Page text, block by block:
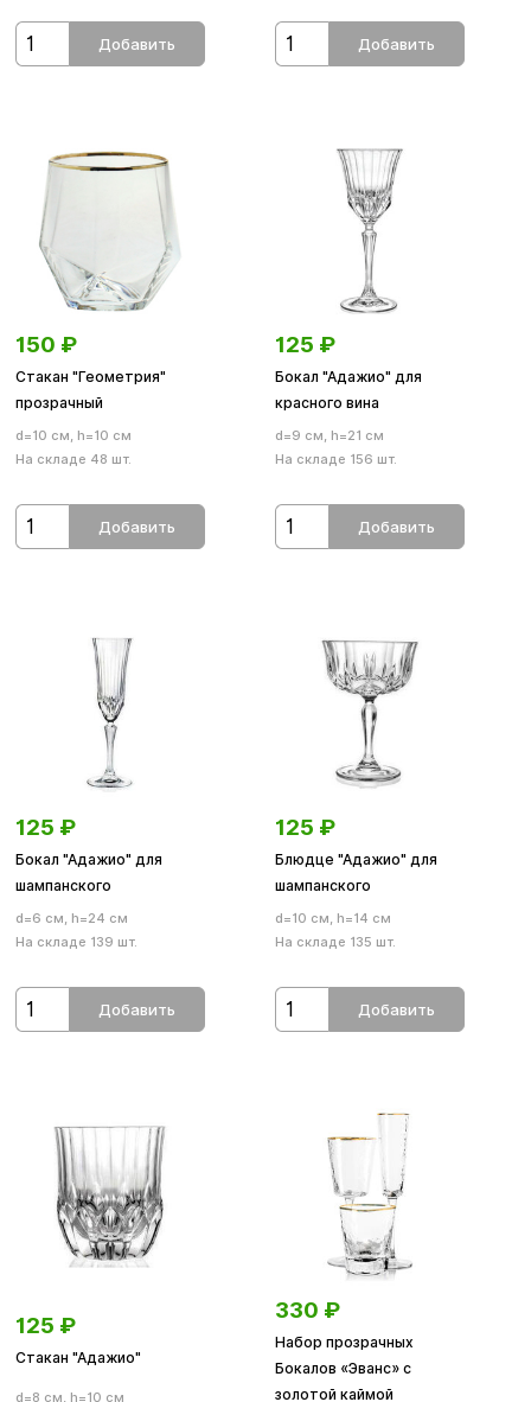
Добавить Добавить
150 ₽
Стакан "Геометрия"
прозрачный
d=10 см, h=10 см
На складе 48 шт.
Добавить
125 ₽
Бокал "Адажио" для
красного вина
d=9 см, h=21 см
На складе 156 шт.
Добавить
125 ₽
Бокал "Адажио" для
шампанского
d=6 см, h=24 см
На складе 139 шт.
Добавить
125 ₽
Блюдце "Адажио" для
шампанского
d=10 см, h=14 см
На складе 135 шт.
Добавить
125 ₽
Стакан "Адажио"
d=8 см, h=10 см
330 ₽
Набор прозрачных
Бокалов «Эванс» с
золотой каймой